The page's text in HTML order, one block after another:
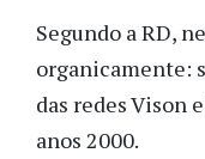
Segundo a RD,
organicamente:
das redes Vison
anos 2000.